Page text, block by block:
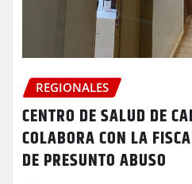
REGIONALES
CENTRO DE SALUD DE
COLABORA CON LA
DE PRESUNTO ABUSO